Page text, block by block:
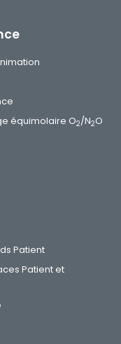
équimolaire O2/N2O
Patient
Patient et